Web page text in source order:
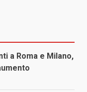
a Roma e Milano,